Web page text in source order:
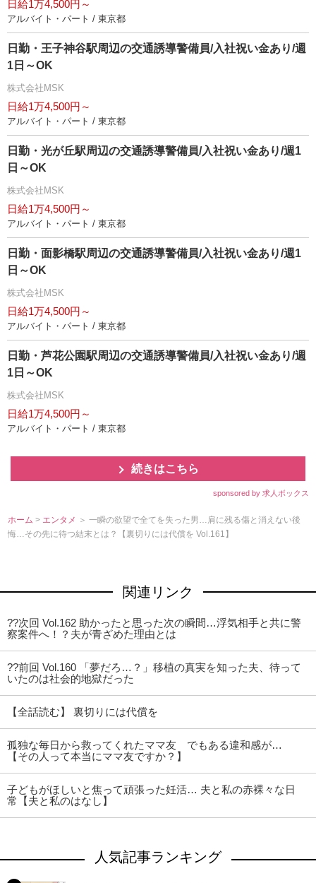
日給1万4,500円～
アルバイト・パート / 東京都
日勤・王子神谷駅周辺の交通誘導警備員/入社祝い金あり/週
1日～OK
株式会社MSK
日給1万4,500円～
アルバイト・パート / 東京都
日勤・光が丘駅周辺の交通誘導警備員/入社祝い金あり/週1
日～OK
株式会社MSK
日給1万4,500円～
アルバイト・パート / 東京都
日勤・面影橋駅周辺の交通誘導警備員/入社祝い金あり/週1
日～OK
株式会社MSK
日給1万4,500円～
アルバイト・パート / 東京都
日勤・芦花公園駅周辺の交通誘導警備員/入社祝い金あり/週
1日～OK
株式会社MSK
日給1万4,500円～
アルバイト・パート / 東京都
続きはこちら
sponsored by 求人ボックス
ホーム > エンタメ ＞ 一瞬の欲望で全てを失った男…肩に残る傷と消えない後
悔…その先に待つ結末とは？【裏切りには代償を Vol.161】
関連リンク
??次回 Vol.162 助かったと思った次の瞬間…浮気相手と共に警
察案件へ！？夫が青ざめた理由とは
??前回 Vol.160 「夢だろ…？」移植の真実を知った夫、待って
いたのは社会的地獄だった
【全話読む】 裏切りには代償を
孤独な毎日から救ってくれたママ友 でもある違和感が…
【その人って本当にママ友ですか？】
子どもがほしいと焦って頑張った妊活… 夫と私の赤裸々な日
常【夫と私のはなし】
人気記事ランキング